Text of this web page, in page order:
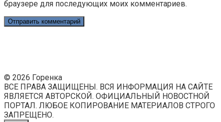
браузере для последующих моих комментариев.
© 2026 Горенка
ВСЕ ПРАВА ЗАЩИЩЕНЫ. ВСЯ ИНФОРМАЦИЯ НА САЙТЕ
ЯВЛЯЕТСЯ АВТОРСКОЙ. ОФИЦИАЛЬНЫЙ НОВОСТНОЙ
ПОРТАЛ. ЛЮБОЕ КОПИРОВАНИЕ МАТЕРИАЛОВ СТРОГО
ЗАПРЕЩЕНО.